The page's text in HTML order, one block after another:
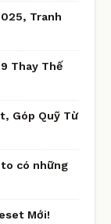
Tranh
Thay Thế
Góp Quỹ Từ
có những
Mới!